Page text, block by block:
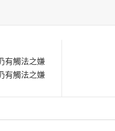
有觸法之嫌
有觸法之嫌